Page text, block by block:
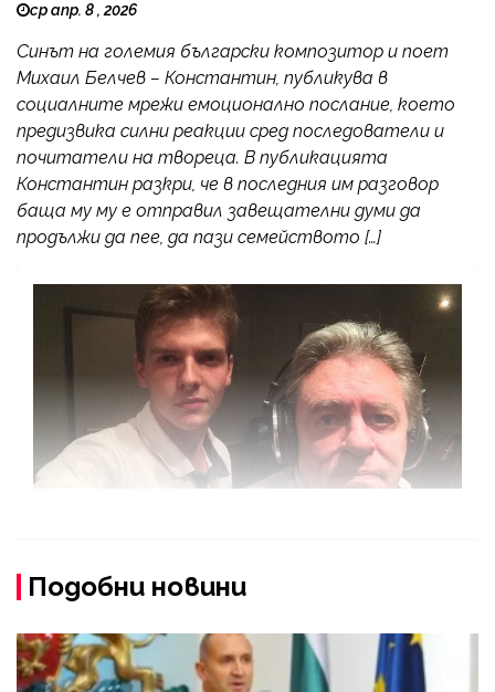
ср апр. 8 , 2026
Синът на големия български композитор и поет
Михаил Белчев – Константин, публикува в
социалните мрежи емоционално послание, което
предизвика силни реакции сред последователи и
почитатели на твореца. В публикацията
Константин разкри, че в последния им разговор
баща му му е отправил завещателни думи да
продължи да пее, да пази семейството […]
Подобни новини